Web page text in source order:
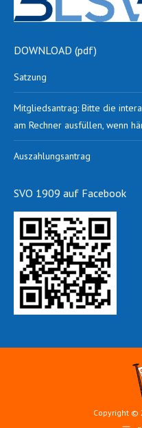
DOWNLOAD (pdf)
Satzung
Mitgliedsantrag: Bitte die
am Rechner ausfüllen, wenn
Auszahlungsantrag
SVO 1909 auf Facebook
Copyright ©